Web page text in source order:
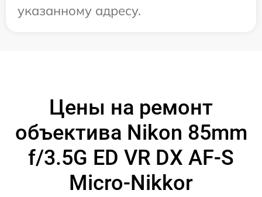
указанному адресу.
Цены на ремонт
объектива Nikon 85mm
f/3.5G ED VR DX AF-S
Micro-Nikkor